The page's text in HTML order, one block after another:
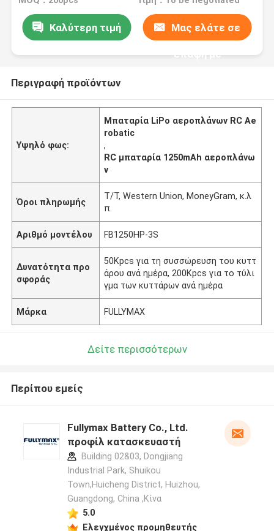
Καλύτερη τιμή Μας ελάτε σε
επαφή με
Περιγραφή προϊόντων
Υψηλό φως:
Μπαταρία LiPo αεροπλάνων RC Ae
robatic
,
RC μπαταρία 1250mAh αεροπλάνω
ν
Όροι πληρωμής
T/T, Western Union, MoneyGram, κ.λ
π.
Αριθμό μοντέλου FB1250HP-3S
Δυνατότητα προ
σφοράς
50Kpcs για τη συσσώρευση του κυττ
άρου ανά ημέρα, 200Kpcs για το τύλι
γμα των κυττάρων ανά ημέρα
Μάρκα FULLYMAX
Δείτε περισσότερων
Περίπου εμείς
Fullymax Battery Co., Ltd.
προφίλ κατασκευαστή
Building 02&03, Dongjiang
Industrial Park, Shuikou
Town,Huicheng District, Huizhou,
Guangdong, China ,Κίνα
5.0
Ελεγχμένος προμηθευτής